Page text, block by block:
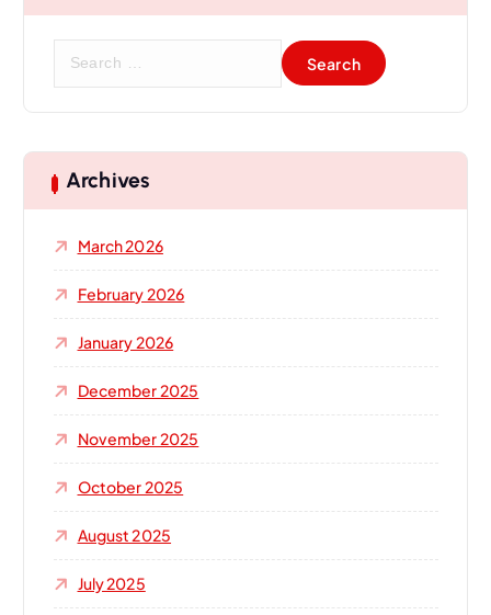
c
h
r
Archives
March 2026
February 2026
January 2026
December 2025
November 2025
October 2025
August 2025
July 2025